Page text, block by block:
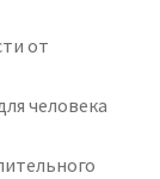
от
человека